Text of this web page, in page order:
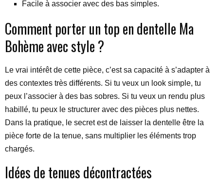
Facile à associer avec des bas simples.
Comment porter un top en dentelle Ma
Bohème avec style ?
Le vrai intérêt de cette pièce, c’est sa capacité à s’adapter à
des contextes très différents. Si tu veux un look simple, tu
peux l’associer à des bas sobres. Si tu veux un rendu plus
habillé, tu peux le structurer avec des pièces plus nettes.
Dans la pratique, le secret est de laisser la dentelle être la
pièce forte de la tenue, sans multiplier les éléments trop
chargés.
Idées de tenues décontractées